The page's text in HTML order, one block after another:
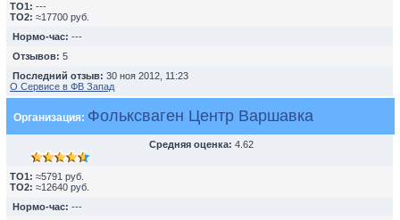
TO1: ---
TO2: ≈17700 руб.
Нормо-час: ---
Отзывов: 5
Последний отзыв: 30 ноя 2012, 11:23
О Сервисе в ФВ Запад
Организация: Фольксваген Центр Варшавка
Средняя оценка: 4.62
TO1: ≈5791 руб.
TO2: ≈12640 руб.
Нормо-час: ---